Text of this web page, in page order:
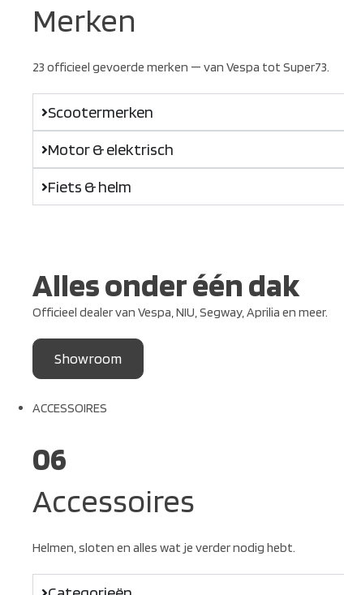
Merken
23 officieel gevoerde merken — van Vespa tot Super73.
Scootermerken
Motor & elektrisch
Fiets & helm
Alles onder één dak
Officieel dealer van Vespa, NIU, Segway, Aprilia en meer.
Showroom
ACCESSOIRES
06
Accessoires
Helmen, sloten en alles wat je verder nodig hebt.